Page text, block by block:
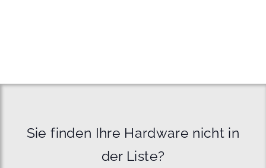
Sie finden Ihre Hardware nicht in
der Liste?